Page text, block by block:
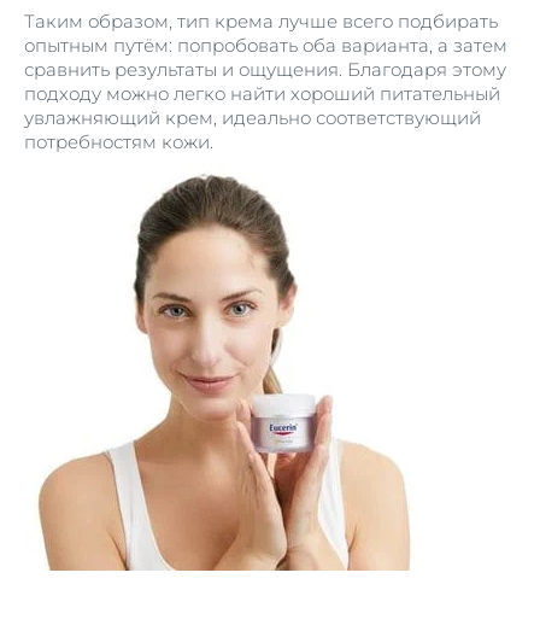
Таким образом, тип крема лучше всего подбирать
опытным путём: попробовать оба варианта, а затем
сравнить результаты и ощущения. Благодаря этому
подходу можно легко найти хороший питательный
увлажняющий крем, идеально соответствующий
потребностям кожи.